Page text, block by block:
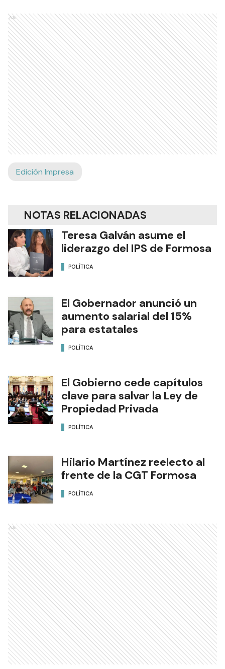
Ads
Edición Impresa
NOTAS RELACIONADAS
Teresa Galván asume el
liderazgo del IPS de Formosa
POLÍTICA
El Gobernador anunció un
aumento salarial del 15%
para estatales
POLÍTICA
El Gobierno cede capítulos
clave para salvar la Ley de
Propiedad Privada
POLÍTICA
Hilario Martínez reelecto al
frente de la CGT Formosa
POLÍTICA
Ads